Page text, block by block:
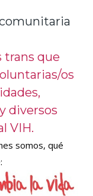
trans que
os
diversos
VIH.
somos, qué